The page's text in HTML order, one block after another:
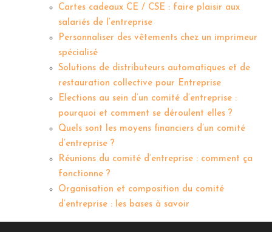
Cartes cadeaux CE / CSE : faire plaisir aux
salariés de l’entreprise
Personnaliser des vêtements chez un imprimeur
spécialisé
Solutions de distributeurs automatiques et de
restauration collective pour Entreprise
Elections au sein d’un comité d’entreprise :
pourquoi et comment se déroulent elles ?
Quels sont les moyens financiers d’un comité
d’entreprise ?
Réunions du comité d’entreprise : comment ça
fonctionne ?
Organisation et composition du comité
d’entreprise : les bases à savoir